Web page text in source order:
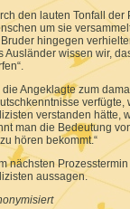
den lauten Tonfall
um sie
hingegen
Ausländer wissen wir,
die Angeklagte zum
verstanden hätte,
man die Bedeutung
hören bekommt.“
nächsten
aussagen.